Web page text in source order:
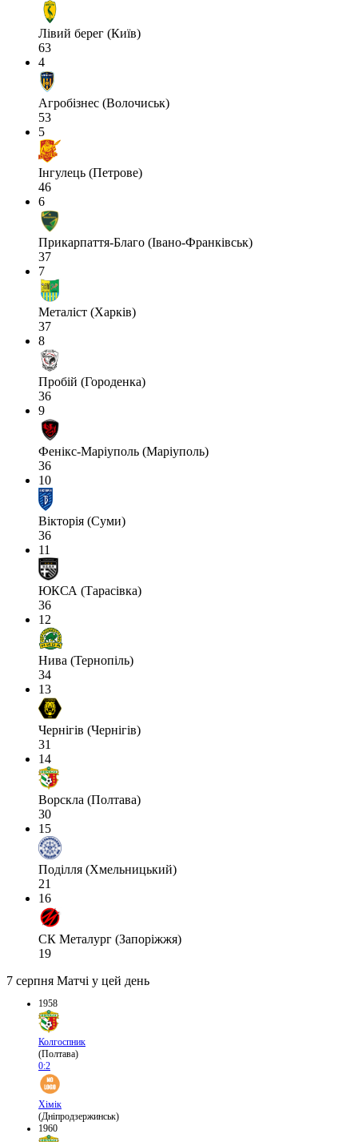
Лівий берег (Київ)
63
4
Агробізнес (Волочиськ)
53
5
Інгулець (Петрове)
46
6
Прикарпаття-Благо (Івано-Франківськ)
37
7
Металіст (Харків)
37
8
Пробій (Городенка)
36
9
Фенікс-Маріуполь (Маріуполь)
36
10
Вікторія (Суми)
36
11
ЮКСА (Тарасівка)
36
12
Нива (Тернопіль)
34
13
Чернігів (Чернігів)
31
14
Ворскла (Полтава)
30
15
Поділля (Хмельницький)
21
16
СК Металург (Запоріжжя)
19
7 серпня Матчі у цей день
1958
Колгоспник
(Полтава)
0:2
Хімік
(Дніпродзержинськ)
1960